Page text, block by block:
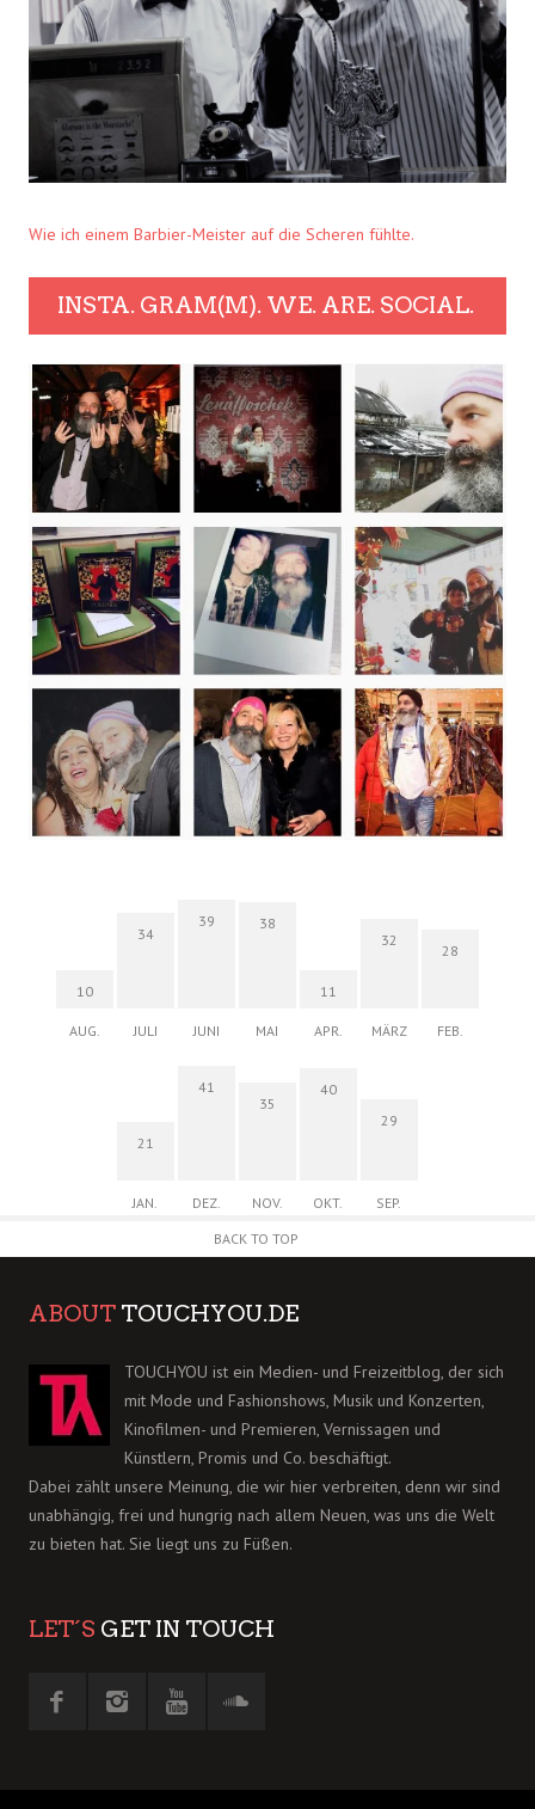
Wie ich einem Barbier-Meister auf die Scheren fühlte.
INSTA. GRAM(M). WE. ARE. SOCIAL.
10
AUG.
34
JULI
39
JUNI
38
MAI
11
APR.
32
MÄRZ
28
FEB.
21
JAN.
41
DEZ.
35
NOV.
40
OKT.
29
SEP.
BACK TO TOP
ABOUT TOUCHYOU.DE
TOUCHYOU ist ein Medien- und Freizeitblog, der sich
mit Mode und Fashionshows, Musik und Konzerten,
Kinofilmen- und Premieren, Vernissagen und
Künstlern, Promis und Co. beschäftigt.
Dabei zählt unsere Meinung, die wir hier verbreiten, denn wir sind
unabhängig, frei und hungrig nach allem Neuen, was uns die Welt
zu bieten hat. Sie liegt uns zu Füßen.
LET´S GET IN TOUCH